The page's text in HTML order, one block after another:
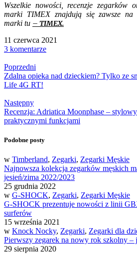
Wszelkie nowości, recenzje zegarków
marki TIMEX znajdują się zawsze na
marki tu – TIMEX.
11 czerwca 2021
3 komentarze
Poprzedni
Zdalna opieka nad dzieckiem? Tylko ze
Life 4G RT!
Następny
Recenzja: Adriatica Moonphase –
praktycznymi funkcjami
Podobne posty
w Timberland, Zegarki, Zegarki Męskie
Najnowsza kolekcja zegarków męskich
jesień/zima 2022/2023
25 grudnia 2022
w G-SHOCK, Zegarki, Zegarki Męskie
G-SHOCK prezentuje nowości z linii
surferów
15 września 2021
w Knock Nocky, Zegarki, Zegarki dla
Pierwszy zegarek na nowy rok szkolny –
29 sierpnia 2020